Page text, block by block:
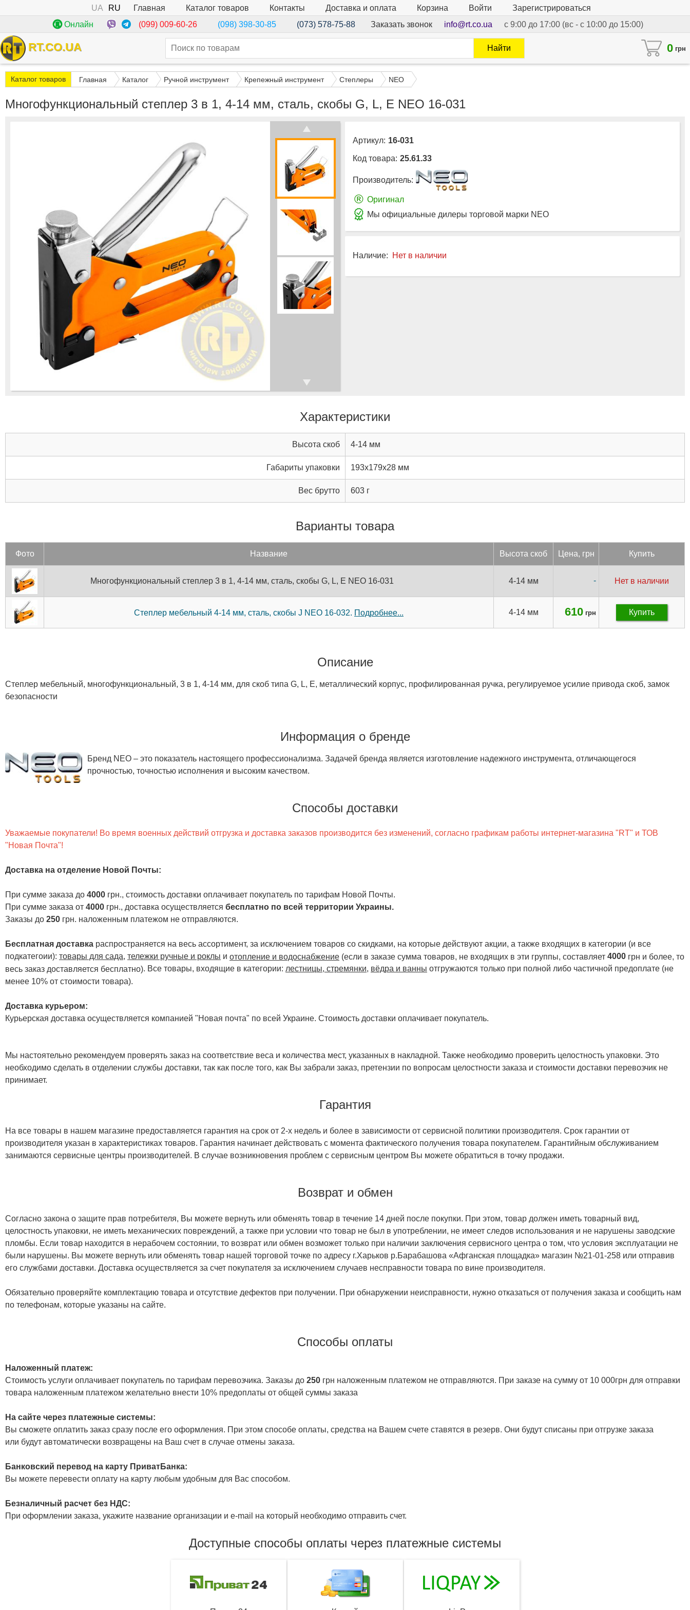
UA RU Главная Каталог товаров Контакты Доставка и оплата Корзина Войти
Зарегистрироваться
Онлайн
(099) 009-60-26 (098) 398-30-85 (073) 578-75-88 Заказать звонок info@rt.co.ua с 9:00 до 17:00 (вс - с 10:00 до 15:00)
RT.CO.UA 0 грн
Найти
Каталог товаров Главная Каталог Ручной инструмент Крепежный инструмент Степлеры NEO
Многофункциональный степлер 3 в 1, 4-14 мм, сталь, скобы G, L, E NEO 16-031
Артикул: 16-031
Код товара: 25.61.33
Производитель:
® Оригинал
Мы официальные дилеры торговой марки NEO
Наличие: Нет в наличии
Характеристики
Высота скоб 4-14 мм
Габариты упаковки 193x179x28 мм
Вес брутто 603 г
Варианты товара
Фото Название Вы­сота скоб Цена, грн Купить
Многофункциональный степлер 3 в 1, 4-14 мм, сталь, скобы G, L, E NEO 16-031 4-14 мм - Нет в наличии
Степлер мебельный 4-14 мм, сталь, скобы J NEO 16-032. Подробнее... 4-14 мм 610 грн Купить
Описание
Степлер мебельный, многофункциональный, 3 в 1, 4-14 мм, для скоб типа G, L, E, металлический корпус, профилированная ручка, регулируемое усилие привода скоб, замок
безопасности
Информация о бренде
Бренд NEO – это показатель настоящего профессионализма. Задачей бренда является изготовление надежного инструмента, отличающегося
прочностью, точностью исполнения и высоким качеством.
Способы доставки
Уважаемые покупатели! Во время военных действий отгрузка и доставка заказов производится без изменений, согласно графикам работы интернет-магазина "RT" и ТОВ
"Новая Почта"!
Доставка на отделение Новой Почты:
При сумме заказа до 4000 грн., стоимость доставки оплачивает покупатель по тарифам Новой Почты.
При сумме заказа от 4000 грн., доставка осуществляется бесплатно по всей территории Украины.
Заказы до 250 грн. наложенным платежом не отправляются.
Бесплатная доставка распространяется на весь ассортимент, за исключением товаров со скидками, на которые действуют акции, а также входящих в категории (и все
подкатегоии): товары для сада, тележки ручные и роклы и отопление и водоснабжение (если в заказе сумма товаров, не входящих в эти группы, составляет 4000 грн и более, то
весь заказ доставляется бесплатно). Все товары, входящие в категории: лестницы, стремянки, вёдра и ванны отгружаются только при полной либо частичной предоплате (не
менее 10% от стоимости товара).
Доставка курьером:
Курьерская доставка осуществляется компанией "Новая почта" по всей Украине. Стоимость доставки оплачивает покупатель.
Мы настоятельно рекомендуем проверять заказ на соответствие веса и количества мест, указанных в накладной. Также необходимо проверить целостность упаковки. Это
необходимо сделать в отделении службы доставки, так как после того, как Вы забрали заказ, претензии по вопросам целостности заказа и стоимости доставки перевозчик не
принимает.
Гарантия
На все товары в нашем магазине предоставляется гарантия на срок от 2-х недель и более в зависимости от сервисной политики производителя. Срок гарантии от
производителя указан в характеристиках товаров. Гарантия начинает действовать с момента фактического получения товара покупателем. Гарантийным обслуживанием
занимаются сервисные центры производителей. В случае возникновения проблем с сервисным центром Вы можете обратиться в точку продажи.
Возврат и обмен
Согласно закона о защите прав потребителя, Вы можете вернуть или обменять товар в течение 14 дней после покупки. При этом, товар должен иметь товарный вид,
целостность упаковки, не иметь механических повреждений, а также при условии что товар не был в употреблении, не имеет следов использования и не нарушены заводские
пломбы. Если товар находится в нерабочем состоянии, то возврат или обмен возможет только при наличии заключения сервисного центра о том, что условия эксплуатации не
были нарушены. Вы можете вернуть или обменять товар нашей торговой точке по адресу г.Харьков р.Барабашова «Афганская площадка» магазин №21-01-258 или отправив
его службами доставки. Доставка осуществляется за счет покупателя за исключением случаев несправности товара по вине производителя.
Обязательно проверяйте комплектацию товара и отсутствие дефектов при получении. При обнаружении неисправности, нужно отказаться от получения заказа и сообщить нам
по телефонам, которые указаны на сайте.
Способы оплаты
Наложенный платеж:
Стоимость услуги оплачивает покупатель по тарифам перевозчика. Заказы до 250 грн наложенным платежом не отправляются. При заказе на сумму от 10 000грн для отправки
товара наложенным платежом желательно внести 10% предоплаты от общей суммы заказа
На сайте через платежные системы:
Вы сможете оплатить заказ сразу после его оформления. При этом способе оплаты, средства на Вашем счете ставятся в резерв. Они будут списаны при отгрузке заказа
или будут автоматически возвращены на Ваш счет в случае отмены заказа.
Банковский перевод на карту ПриватБанка:
Вы можете перевести оплату на карту любым удобным для Вас способом.
Безналичный расчет без НДС:
При оформлении заказа, укажите название организации и e-mail на который необходимо отправить счет.
Доступные способы оплаты через платежные системы